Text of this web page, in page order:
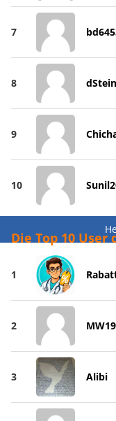
7
8 dStein
9
10
Die Top 10 User
1
2
3 Alibi